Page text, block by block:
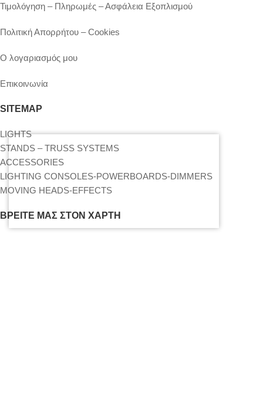
Τιμολόγηση – Πληρωμές – Ασφάλεια Εξοπλισμού
Πολιτική Απορρήτου – Cookies
Ο λογαριασμός μου
Επικοινωνία
SITEMAP
LIGHTS
STANDS – TRUSS SYSTEMS
ACCESSORIES
LIGHTING CONSOLES-POWERBOARDS-DIMMERS
MOVING HEADS-EFFECTS
ΒΡΕΊΤΕ ΜΑΣ ΣΤΟΝ ΧΆΡΤΗ